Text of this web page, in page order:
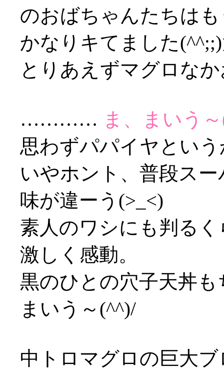
のおばちゃんたちは
かなりキてました
とりあえずマグロな
………… ま、まいう
思わずパパイヤとい
いやホント、普段ス
味が違ーう(>_<)
素人のワシにも判る
激しく感動。
黒のひとの穴子天丼
まいう～(^^)/
中トロマグロの巨大